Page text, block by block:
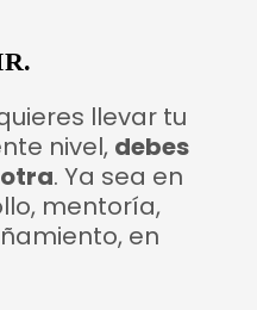
llevar tu
nivel, debes
. Ya sea en
mentoría,
en